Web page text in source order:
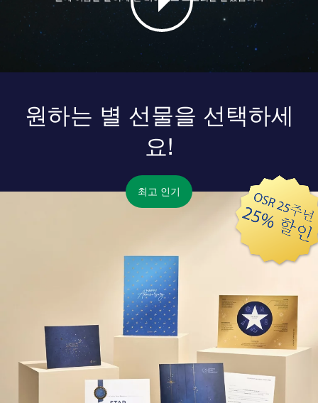
원하는 별 선물을 선택하세
요!
최고 인기